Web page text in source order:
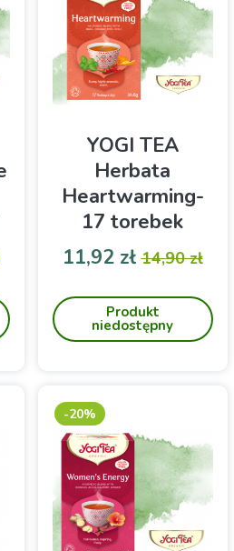
YOGI TEA
Herbata
Heartwarming-
17 torebek
Heartwarming z dodatkiem
słonecznej pomarańczy,
cynamonu, imbiru w
Cena
11,92 złCena
14,90 zł
Produkt
niedostępny
-20%